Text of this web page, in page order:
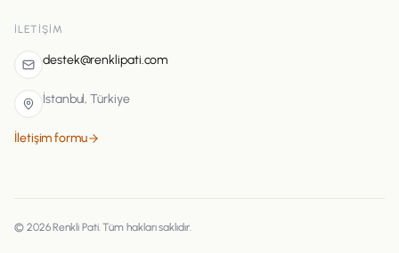
İLETIŞIM
destek@renklipati.com
İstanbul, Türkiye
İletişim formu
© 2026 Renkli Pati. Tüm hakları saklıdır.